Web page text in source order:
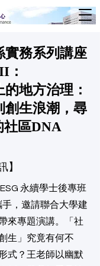
實務系列講座
：
地方治理：
創生浪潮，尋
社區DNA
】
永續學士後專班
手，邀請聯合大學建
來專題演講。「社
生」究竟有何不
式？王老師以幽默